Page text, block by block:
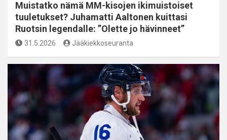
Muistatko nämä MM-kisojen ikimuistoiset
tuuletukset? Juhamatti Aaltonen kuittasi
Ruotsin legendalle: ”Olette jo hävinneet”
31.5.2026 Jääkiekkoseuranta